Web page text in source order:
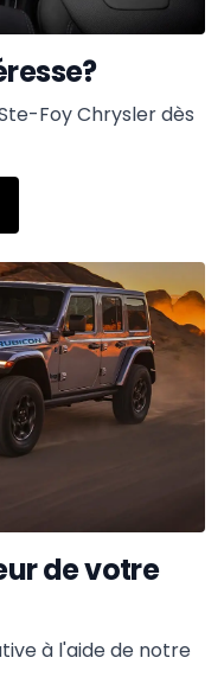
Foy Chrysler dès
de votre
à l'aide de notre